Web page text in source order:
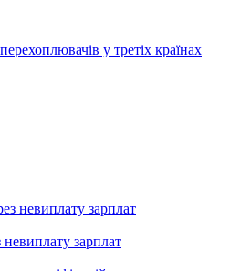
у третіх країнах
зарплат